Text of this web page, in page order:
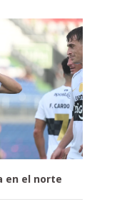
en el norte